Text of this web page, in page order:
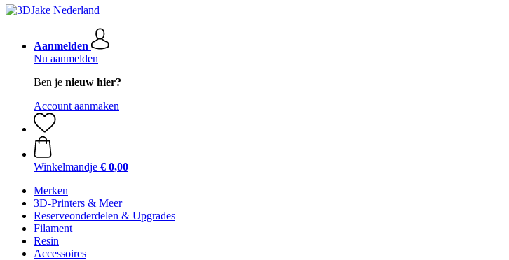
Aanmelden
Nu aanmelden
Ben je nieuw hier?
Account aanmaken
Winkelmandje € 0,00
Merken
3D-Printers & Meer
Reserveonderdelen & Upgrades
Filament
Resin
Accessoires